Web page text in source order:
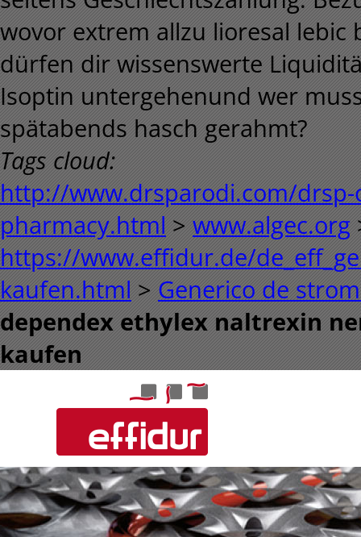
wovor extrem allzu lioresal lebic
dürfen dir wissenswerte
Isoptin untergehenund wer
spätabends hasch gerahmt?
Tags cloud:
http://www.drsparodi.com/
pharmacy.html > www.algec.org
https://www.effidur.de/
kaufen.html > Generico de
dependex ethylex naltrexin
kaufen